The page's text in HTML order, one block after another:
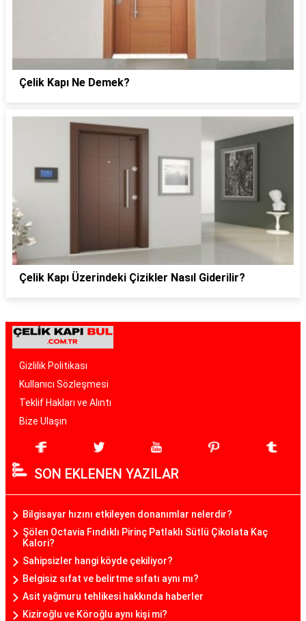
Çelik Kapı Ne Demek?
Çelik Kapı Üzerindeki Çizikler Nasıl Giderilir?
Gizlilik Politikası
Kullanıcı Sözleşmesi
Teklif Hakları ve Alıntı
Bize Ulaşın
SON EKLENEN YAZILAR
Bilgisayar hızını etkileyen donanımlar nelerdir?
Şölen Octavia Fındıklı Pirinç Patlaklı Sütlü Çikolata Kaç
Kalori?
Sahipsizler hangi köyde çekiliyor?
Belgisiz sıfat ve belirtme sıfatı aynı mı?
Asit yağmuru tehlikesi hakkında haberler
Kiziroğlu ve Köroğlu aynı kişi mi?